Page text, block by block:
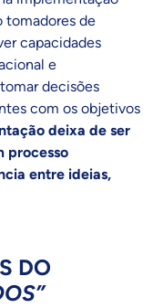
tomadores de
capacidades
e
decisões
com os objetivos
deixa de ser
processo
entre ideias,
DO